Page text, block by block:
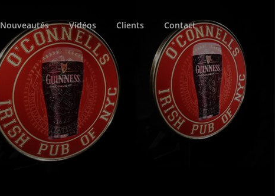
Nouveautés Vidéos Clients Contact